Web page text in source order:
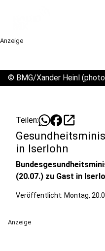
Anzeige
© BMG/Xander Heinl
Teilen: open_in_new
in Iserlohn
(20.07.) zu Gast in
Veröffentlicht: Montag,
Anzeige